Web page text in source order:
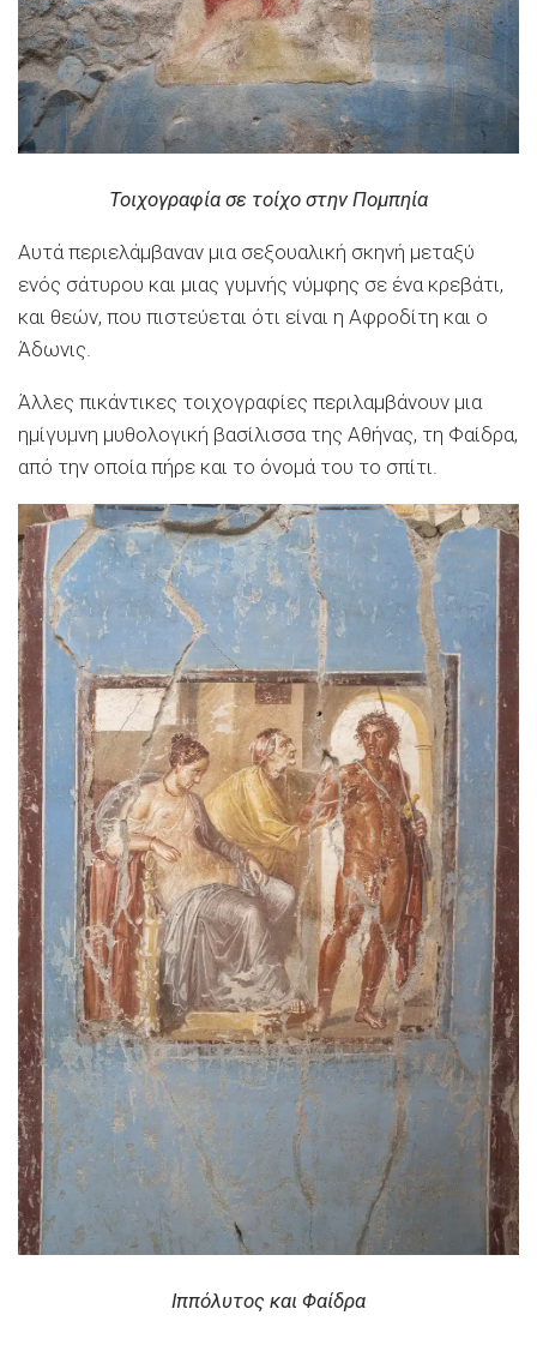
Τοιχογραφία σε τοίχο στην Πομπηία
Αυτά περιελάμβαναν μια σεξουαλική σκηνή μεταξύ
ενός σάτυρου και μιας γυμνής νύμφης σε ένα κρεβάτι,
και θεών, που πιστεύεται ότι είναι η Αφροδίτη και ο
Άδωνις.
Άλλες πικάντικες τοιχογραφίες περιλαμβάνουν μια
ημίγυμνη μυθολογική βασίλισσα της Αθήνας, τη Φαίδρα,
από την οποία πήρε και το όνομά του το σπίτι.
Ιππόλυτος και Φαίδρα